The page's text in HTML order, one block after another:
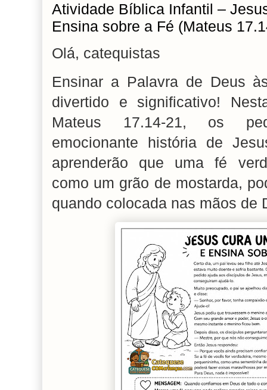
Atividade Bíblica Infantil –
Ensina sobre a Fé (Mateus
Olá, catequistas
Ensinar a Palavra de Deus
divertido e significativo!
Mateus 17.14-21, os
emocionante história de
aprenderão que uma fé
como um grão de mostarda,
quando colocada nas mãos de